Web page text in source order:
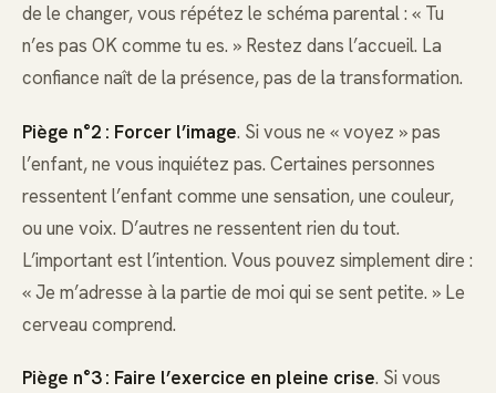
de le changer, vous répétez le schéma parental : « Tu
n’es pas OK comme tu es. » Restez dans l’accueil. La
confiance naît de la présence, pas de la transformation.
Piège n°2 : Forcer l’image. Si vous ne « voyez » pas
l’enfant, ne vous inquiétez pas. Certaines personnes
ressentent l’enfant comme une sensation, une couleur,
ou une voix. D’autres ne ressentent rien du tout.
L’important est l’intention. Vous pouvez simplement dire :
« Je m’adresse à la partie de moi qui se sent petite. » Le
cerveau comprend.
Piège n°3 : Faire l’exercice en pleine crise. Si vous